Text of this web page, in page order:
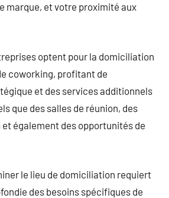
marque, et votre proximité aux
optent pour la domiciliation
coworking, profitant de
et des services additionnels
que des salles de réunion, des
également des opportunités de
le lieu de domiciliation requiert
des besoins spécifiques de